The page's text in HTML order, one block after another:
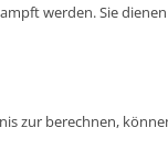
werden. Sie
zur berechnen,